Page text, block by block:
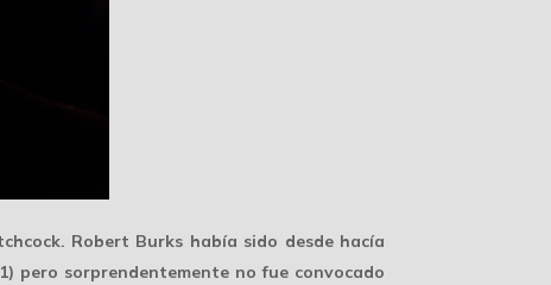
Robert Burks había sido desde hacía
pero sorprendentemente no fue convocado